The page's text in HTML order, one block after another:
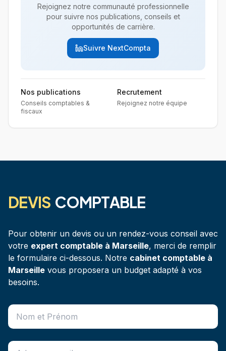
Rejoignez notre communauté professionnelle
pour suivre nos publications, conseils et
opportunités de carrière.
Suivre NextCompta
Nos publications
Conseils comptables &
fiscaux
Recrutement
Rejoignez notre équipe
DEVIS COMPTABLE
Pour obtenir un devis ou un rendez-vous conseil avec
votre expert comptable à Marseille, merci de remplir
le formulaire ci-dessous. Notre cabinet comptable à
Marseille vous proposera un budget adapté à vos
besoins.